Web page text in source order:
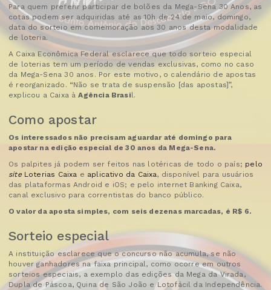
Para quem preferir participar de bolões da Mega-Sena 30 Anos, as
cotas podem ser adquiridas até as 10h de 24 de maio, domingo,
data do sorteio em comemoração aos 30 anos desta modalidade
de loteria.
A Caixa Econômica Federal esclarece que todo sorteio especial
de loterias tem um período de vendas exclusivas, como no caso
da Mega-Sena 30 anos. Por este motivo, o calendário de apostas
é reorganizado. “Não se trata de suspensão [das apostas]”,
explicou a Caixa àAgência Brasil.
Como apostar
Os interessados não precisam aguardar até domingo para
apostar na edição especial de 30 anos da Mega-Sena.
Os palpites já podem ser feitos nas lotéricas de todo o país; pelo
site Loterias Caixa e aplicativo da Caixa, disponível para usuários
das plataformas Android e iOS; e pelo internet Banking Caixa,
canal exclusivo para correntistas do banco público.
O valor da aposta simples, com seis dezenas marcadas, é R$ 6.
Sorteio especial
A instituição esclarece que o concurso não acumula, se não
houver ganhadores na faixa principal, como ocorre em outros
sorteios especiais, a exemplo das edições da Mega da Virada,
Dupla de Páscoa, Quina de São João e Lotofácil da Independência.